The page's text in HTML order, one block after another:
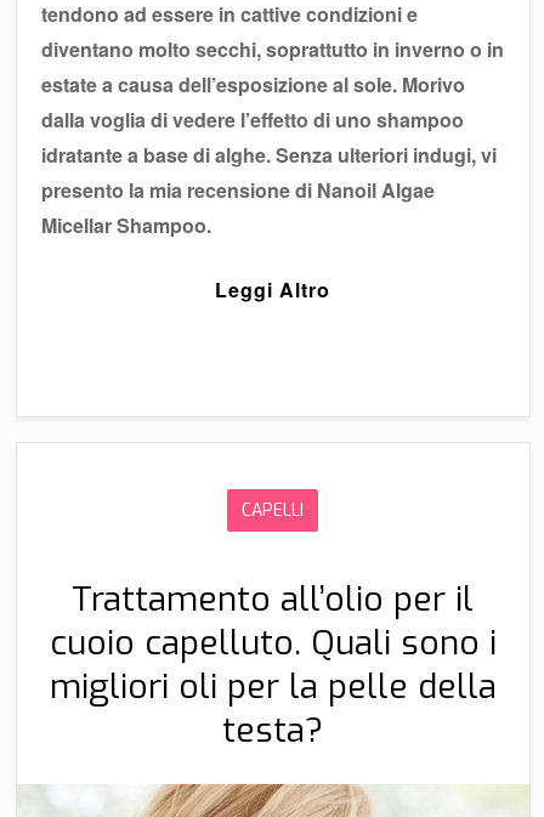
tendono ad essere in cattive condizioni e
diventano molto secchi, soprattutto in inverno o in
estate a causa dell’esposizione al sole. Morivo
dalla voglia di vedere l’effetto di uno shampoo
idratante a base di alghe. Senza ulteriori indugi, vi
presento la mia recensione di Nanoil Algae
Micellar Shampoo.
Leggi Altro
CAPELLI
Trattamento all’olio per il
cuoio capelluto. Quali sono i
migliori oli per la pelle della
testa?